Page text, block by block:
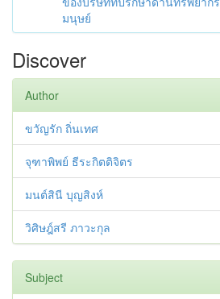
มนุษย์
Discover
Author
ขวัญรัก ถิ่นเทศ
จุฑาพิพย์ ธีระกิตติจิตร
มนต์สินี บุญสิงห์
วิศิษฎ์สรี ภาวะกุล
Subject